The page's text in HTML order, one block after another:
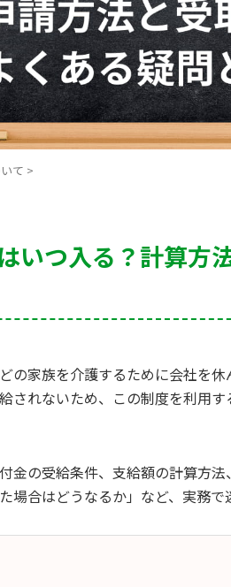
て >
いつ入る？計算方
の家族を介護するために会社を
されないため、この制度を利用す
金の受給条件、支給額の計算方
場合はどうなるか」など、実務で